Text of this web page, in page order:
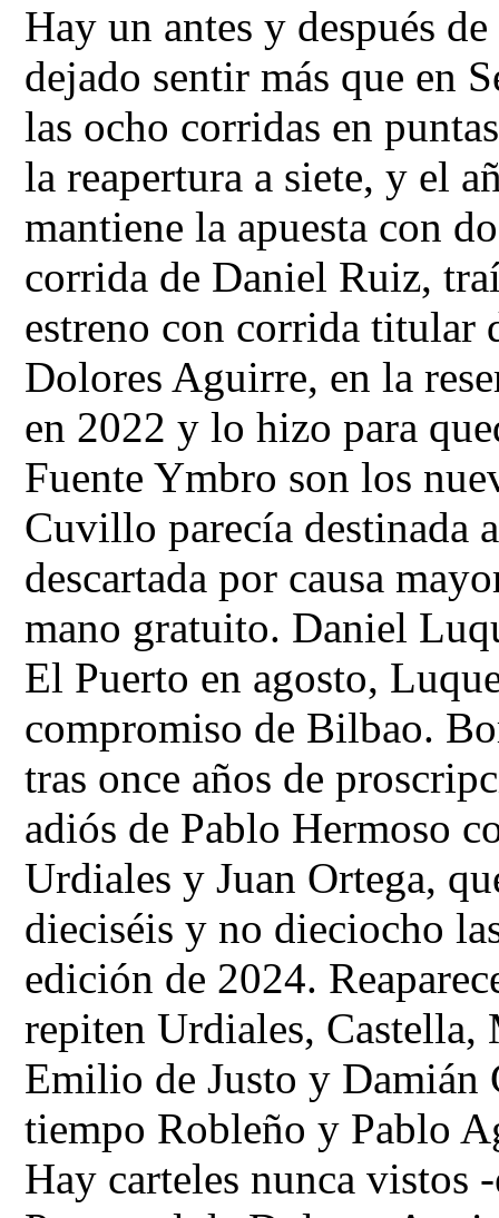
Hay un antes y después
dejado sentir más que en
las ocho corridas en
la reapertura a siete, y el
mantiene la apuesta con
corrida de Daniel Ruiz,
estreno con corrida titular
Dolores Aguirre, en la
en 2022 y lo hizo para
Fuente Ymbro son los
Cuvillo parecía destinada
descartada por causa
mano gratuito. Daniel
El Puerto en agosto,
compromiso de Bilbao.
tras once años de
adiós de Pablo Hermoso
Urdiales y Juan Ortega,
dieciséis y no dieciocho
edición de 2024.
repiten Urdiales, Castella,
Emilio de Justo y Damián
tiempo Robleño y Pablo
Hay carteles nunca vistos